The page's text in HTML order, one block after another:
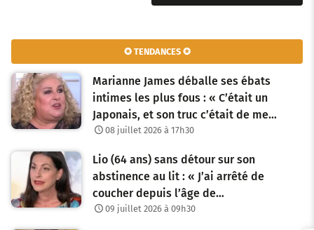
v
i
g
a
o
✪ TENDANCES ✪
Marianne James déballe ses ébats
intimes les plus fous : « C’était un
Japonais, et son truc c’était de me…
08 juillet 2026 à 17h30
Lio (64 ans) sans détour sur son
abstinence au lit : « J’ai arrêté de
coucher depuis l’âge de…
09 juillet 2026 à 09h30